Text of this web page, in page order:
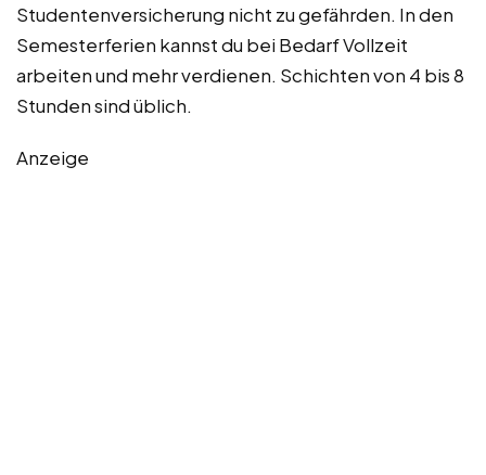
Studentenversicherung nicht zu gefährden. In den
Semesterferien kannst du bei Bedarf Vollzeit
arbeiten und mehr verdienen. Schichten von 4 bis 8
Stunden sind üblich.
Anzeige